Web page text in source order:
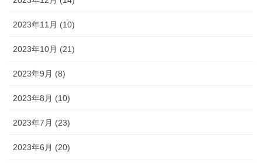
2023年11月 (10)
2023年10月 (21)
2023年9月 (8)
2023年8月 (10)
2023年7月 (23)
2023年6月 (20)